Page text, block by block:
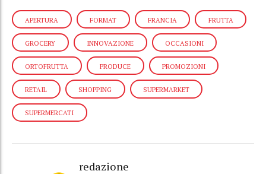
APERTURA FORMAT FRANCIA FRUTTA
GROCERY INNOVAZIONE OCCASIONI
ORTOFRUTTA PRODUCE PROMOZIONI
RETAIL SHOPPING SUPERMARKET
SUPERMERCATI
redazione